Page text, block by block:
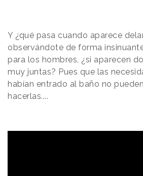
Y ¿qué pasa cuando aparece
observándote de forma
para los hombres, ¿si aparecen
muy juntas? Pues que las
habían entrado al baño no
hacerlas....